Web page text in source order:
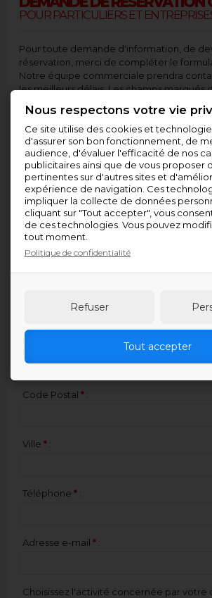
POUR PARTICULIERS ET
Pour toute demande d'information, de
réservation, merci de compléter le
Notre équipe commerciale prendra
les meilleurs délais. Les champs marqués
Nous prenons des réservations Grand
personnes et au plus tard 3 jours
souhaitée. En dessous de ce nombre,
nos conditions d'enregistrement et de
Société :
Code Postal * :
Ville * :
Téléphone * :
Adresse e-mail * :
Choisissez l'activité concernée par votre
Nous respectons votre vie
Ce site utilise des cookies et
d'assurer son bon fonctionnement, de
audience, d'évaluer l'efficacité de nos
publicitaires ainsi que de vous proposer
pertinentes sur d'autres sites et
expérience de navigation. Ces
impliquer la collecte de données
cliquant sur "Tout accepter", vous
de ces technologies. Vous pouvez
tout moment.
Politique de confidentialité
Refuser
Tout accepter